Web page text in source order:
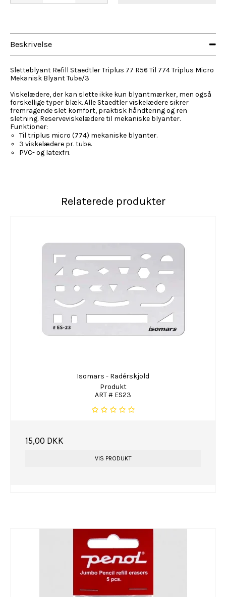
Beskrivelse
Sletteblyant Refill Staedtler Triplus 77 R56 Til 774 Triplus Micro
Mekanisk Blyant Tube/3
Viskelædere, der kan slette ikke kun blyantmærker, men også
forskellige typer blæk. Alle Staedtler viskelædere sikrer
fremragende slet komfort, praktisk håndtering og ren
sletning. Reserveviskelædere til mekaniske blyanter.
Funktioner:
Til triplus micro (774) mekaniske blyanter.
3 viskelædere pr. tube.
PVC- og latexfri.
Relaterede produkter
Isomars - Radérskjold
Produkt
ART # ES23
15,00 DKK
VIS PRODUKT